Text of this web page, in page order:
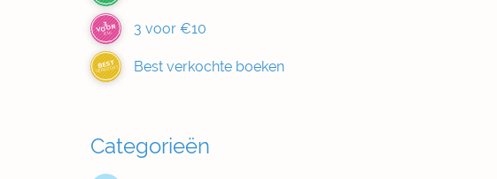
3
VOOR
€10 3 voor €10
BEST
VERKOCHT Best verkochte boeken
Categorieën